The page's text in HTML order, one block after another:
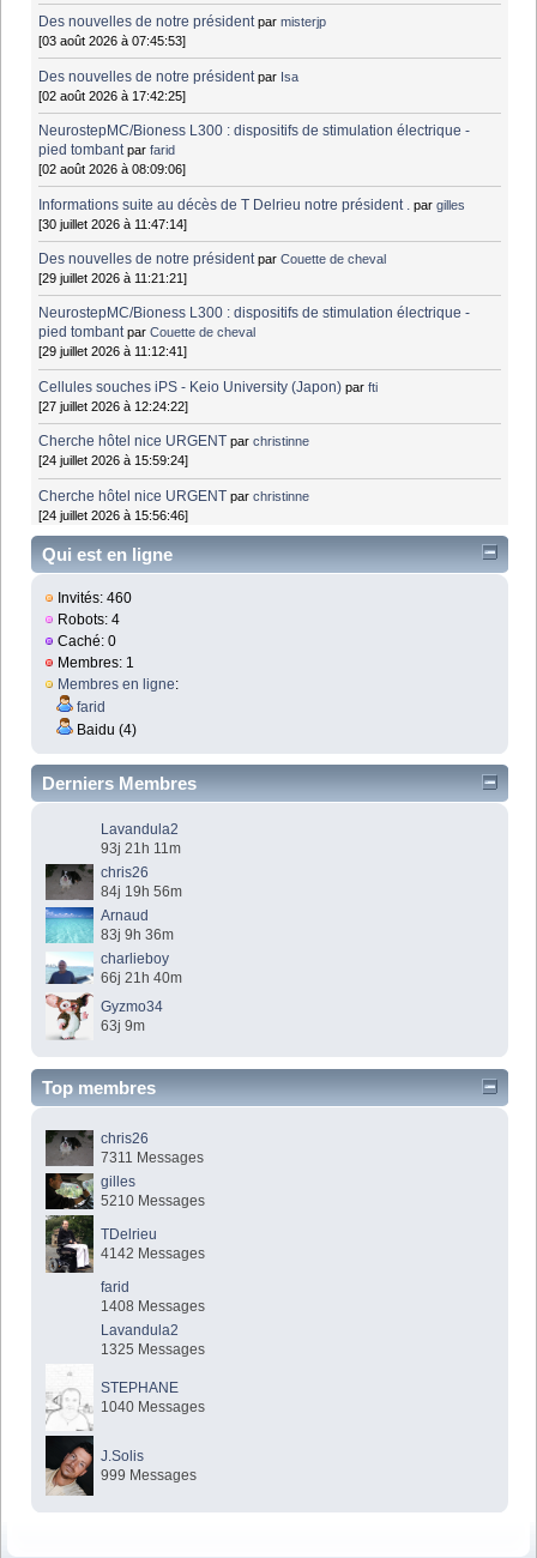
Des nouvelles de notre président parmisterjp
[03 août 2026 à 07:45:53]
Des nouvelles de notre président par Isa
[02 août 2026 à 17:42:25]
NeurostepMC/Bioness L300 : dispositifs de stimulation électrique -
pied tombant parfarid
[02 août 2026 à 08:09:06]
Informations suite au décès de T Delrieu notre président . pargilles
[30 juillet 2026 à 11:47:14]
Des nouvelles de notre président parCouette de cheval
[29 juillet 2026 à 11:21:21]
NeurostepMC/Bioness L300 : dispositifs de stimulation électrique -
pied tombant parCouette de cheval
[29 juillet 2026 à 11:12:41]
Cellules souches iPS - Keio University (Japon) parfti
[27 juillet 2026 à 12:24:22]
Cherche hôtel nice URGENT parchristinne
[24 juillet 2026 à 15:59:24]
Cherche hôtel nice URGENT parchristinne
[24 juillet 2026 à 15:56:46]
Qui est en ligne
Invités: 460
Robots: 4
Caché: 0
Membres: 1
Membres en ligne:
farid
Baidu (4)
Derniers Membres
Lavandula2
93j 21h 11m
chris26
84j 19h 56m
Arnaud
83j 9h 36m
charlieboy
66j 21h 40m
Gyzmo34
63j 9m
Top membres
chris26
7311 Messages
gilles
5210 Messages
TDelrieu
4142 Messages
farid
1408 Messages
Lavandula2
1325 Messages
STEPHANE
1040 Messages
J.Solis
999 Messages